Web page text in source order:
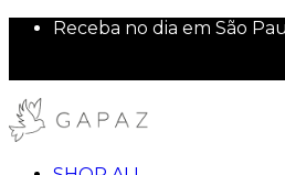
Receba no dia em São